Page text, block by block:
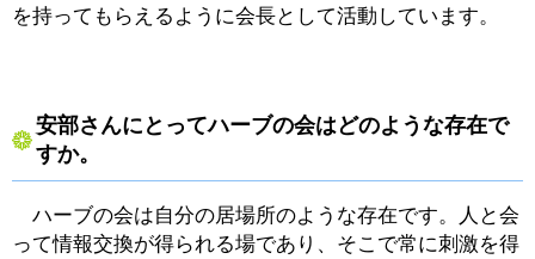
を持ってもらえるように会長として活動しています。
安部さんにとってハーブの会はどのような存在で
すか。
ハーブの会は自分の居場所のような存在です。人と会
って情報交換が得られる場であり、そこで常に刺激を得